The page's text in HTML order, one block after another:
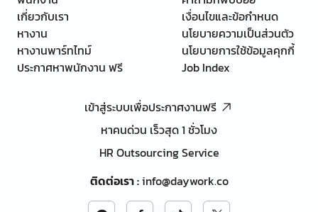
เกี่ยวกับเรา
หางาน
หางานพาร์ทไทม์
ประกาศหาพนักงาน ฟรี
เงื่อนไขและข้อกำหนด
นโยบายความเป็นส่วนตัว
นโยบายการใช้ข้อมูลคุกกี้
Job Index
เข้าสู่ระบบเพื่อประกาศงานฟรี
หาคนด่วน เร็วสุด 1 ชั่วโมง
HR Outsourcing Service
ติดต่อเรา:info@daywork.co